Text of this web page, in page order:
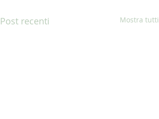
Post recenti Mostra tutti